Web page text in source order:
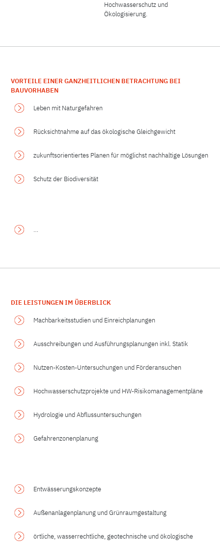
Hochwasserschutz und
Ökologisierung.
VORTEILE EINER GANZHEITLICHEN BETRACHTUNG BEI
BAUVORHABEN
Leben mit Naturgefahren
Rücksichtnahme auf das ökologische Gleichgewicht
zukunftsorientiertes Planen für möglichst nachhaltige Lösungen
Schutz der Biodiversität
…
DIE LEISTUNGEN IM ÜBERBLICK
Machbarkeitsstudien und Einreichplanungen
Ausschreibungen und Ausführungsplanungen inkl. Statik
Nutzen-Kosten-Untersuchungen und Förderansuchen
Hochwasserschutzprojekte und HW-Risikomanagementpläne
Hydrologie und Abflussuntersuchungen
Gefahrenzonenplanung
Entwässerungskonzepte
Außenanlagenplanung und Grünraumgestaltung
örtliche, wasserrechtliche, geotechnische und ökologische